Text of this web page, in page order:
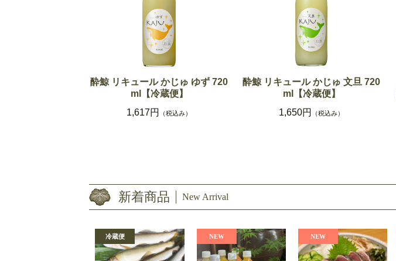
酔鯨 リキュール かじゅ ゆず 720
ml【冷蔵便】
1,617円
（税込み）
酔鯨 リキュール かじゅ 文旦 720
ml【冷蔵便】
1,650円
（税込み）
New Arrival
新着商品